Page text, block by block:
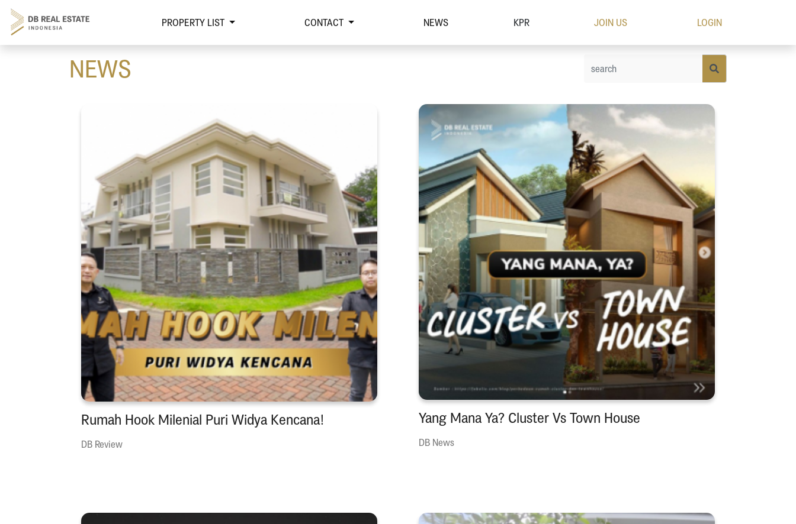
PROPERTY LIST CONTACT NEWS KPR JOIN US LOGIN
NEWS
Rumah Hook Milenial Puri Widya Kencana!
DB Review
Yang Mana Ya? Cluster Vs Town House
DB News